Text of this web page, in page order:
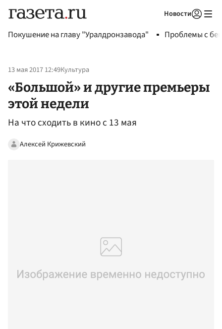
Новости
Покушение на главу "Уралдронзавода" Проблемы с
13 мая 2017 12:49Культура
«Большой» и другие премьеры
этой недели
На что сходить в кино с 13 мая
Алексей Крижевский